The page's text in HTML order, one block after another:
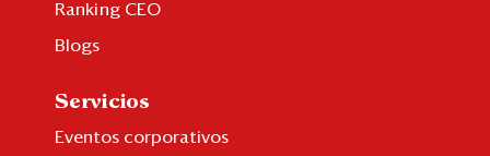
Ranking CEO
Blogs
Servicios
Eventos corporativos